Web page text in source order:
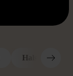
Halsdukar &